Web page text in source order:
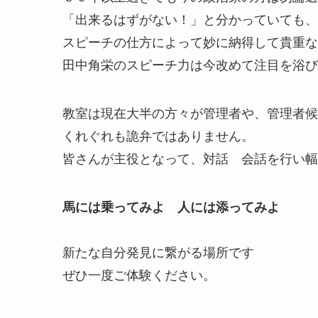
「出来るはずがない！」と分かっていても、
スピーチの仕方によって妙に納得して貴重
田中角栄のスピーチ力は今改めて注目を浴
教室は現在大半の方々が管理者や、管理者
くれぐれも詭弁ではありません。
皆さんが主役となって、対話 会話を行い
馬には乗ってみよ 人には添ってみよ
新たな自分発見に繋がる場所です
ぜひ一度ご体験ください。